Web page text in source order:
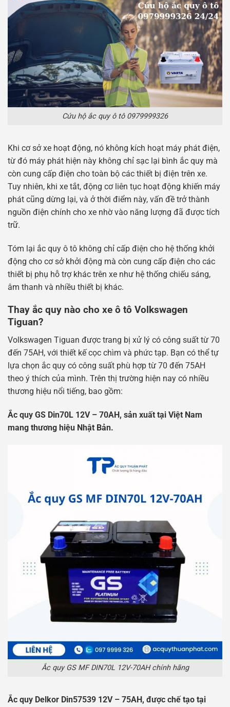
Cứu hộ ắc quy ô tô 0979999326
Khi cơ sở xe hoạt động, nó không kích hoạt máy phát điện,
từ đó máy phát hiện này không chỉ sạc lại bình ắc quy mà
còn cung cấp điện cho toàn bộ các thiết bị điện trên xe.
Tuy nhiên, khi xe tắt, động cơ liên tục hoạt động khiến máy
phát cũng dừng lại, và ở thời điểm này, vấn đề trở thành
nguồn điện chính cho xe nhờ vào năng lượng đã được tích
trữ.
Tóm lại ắc quy ô tô không chỉ cấp điện cho hệ thống khởi
động cho cơ sở khởi động mà còn cung cấp điện cho các
thiết bị phụ hỗ trợ khác trên xe như hệ thống chiếu sáng,
âm thanh và nhiều thiết bị khác.
Thay ắc quy nào cho xe ô tô Volkswagen
Tiguan?
Volkswagen Tiguan được trang bị xử lý có công suất từ ​​70
đến 75AH, với thiết kế cọc chìm và phức tạp. Bạn có thể tự
lựa chọn ắc quy có công suất phù hợp từ 70 đến 75AH
theo ý thích của mình. Trên thị trường hiện nay có nhiều
thương hiệu nổi tiếng, bao gồm:
Ắc quy GS Din70L 12V – 70AH, sản xuất tại Việt Nam
mang thương hiệu Nhật Bản.
Ắc quy GS MF DIN70L 12V-70AH chính hãng
Ắc quy Delkor Din57539 12V – 75AH, được chế tạo tại